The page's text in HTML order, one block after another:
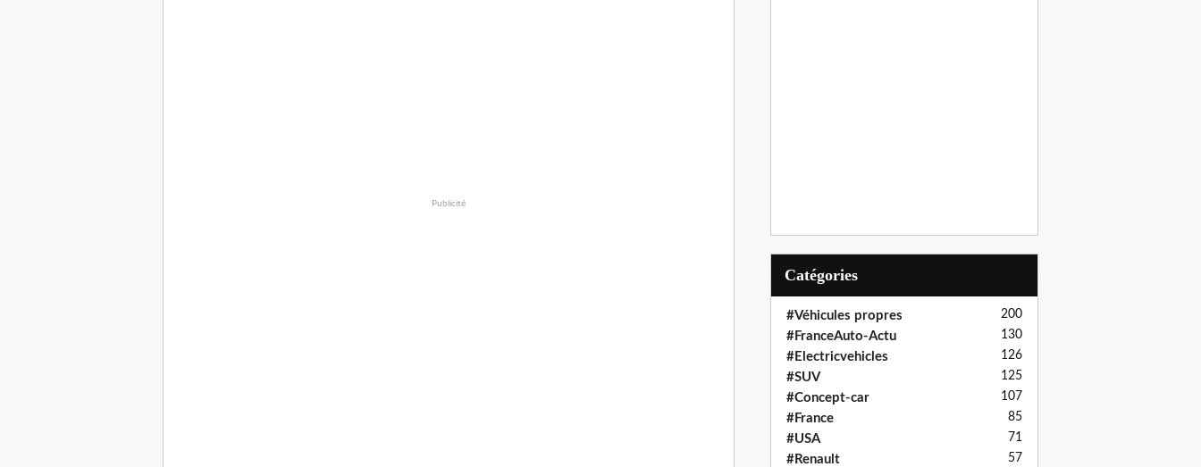
Publicité
Catégories
#Véhicules propres 200
#FranceAuto-Actu 130
#Electricvehicles 126
#SUV 125
#Concept-car 107
#France 85
#USA 71
#Renault 57